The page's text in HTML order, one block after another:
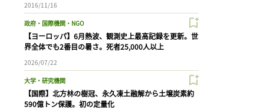
2016/11/16
政府・国際機関・NGO
【ヨーロッパ】6月熱波、観測史上最高記録を更新。世
界全体でも2番目の暑さ。死者25,000人以上
2026/07/22
大学・研究機関
【国際】北方林の樹冠、永久凍土融解から土壌炭素約
590億トン保護。初の定量化